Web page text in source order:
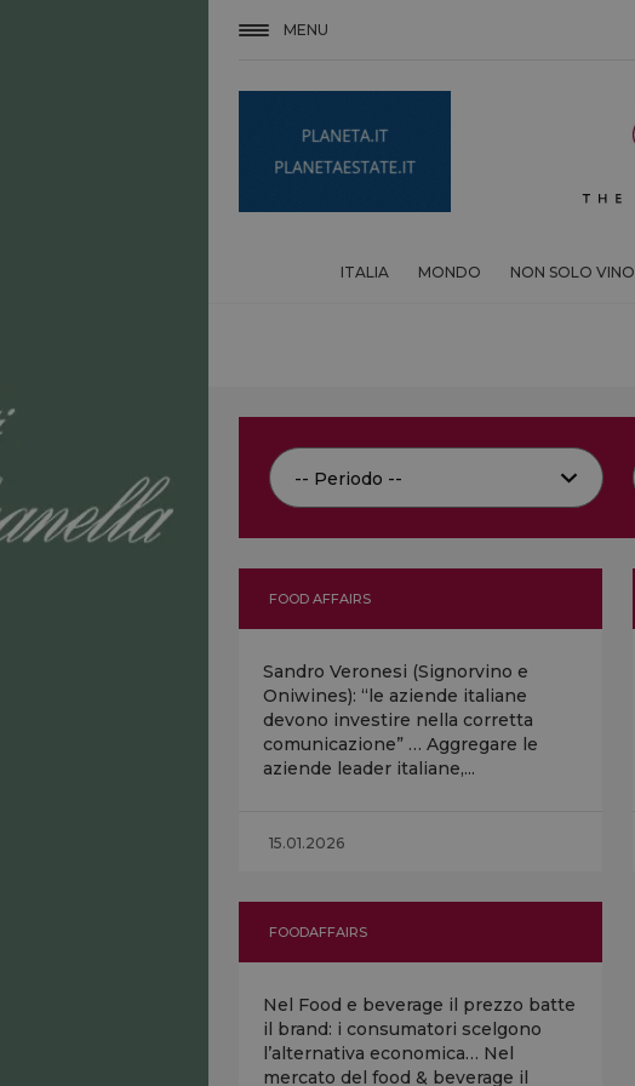
MENU
ITALIA MONDO NON SOLO VINO
FOOD AFFAIRS
Sandro Veronesi (Signorvino e
Oniwines): “le aziende italiane
devono investire nella corretta
comunicazione” … Aggregare le
aziende leader italiane,...
15.01.2026
FOODAFFAIRS
Nel Food e beverage il prezzo batte
il brand: i consumatori scelgono
l’alternativa economica… Nel
mercato del food & beverage il